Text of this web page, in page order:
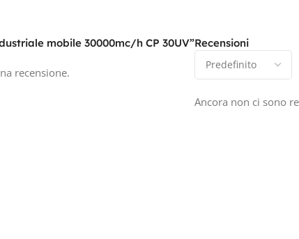
Recensioni
Ancora non ci sono
mobile 30000mc/h CP 30UV”
recensione.